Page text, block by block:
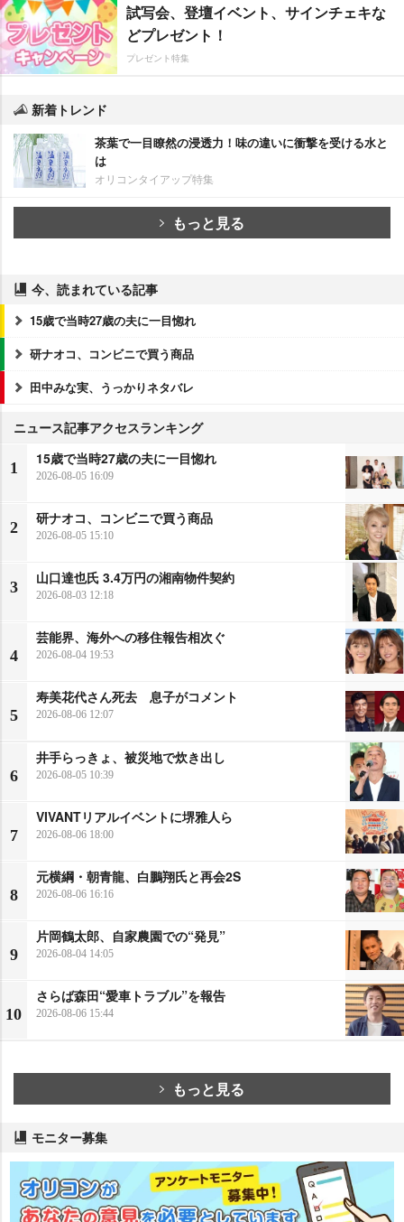
試写会、登壇イベント、サインチェキな
どプレゼント！
プレゼント特集
新着トレンド
茶葉で一目瞭然の浸透力！味の違いに衝撃を受ける水と
は
オリコンタイアップ特集
もっと見る
今、読まれている記事
15歳で当時27歳の夫に一目惚れ
研ナオコ、コンビニで買う商品
田中みな実、うっかりネタバレ
ニュース記事アクセスランキング
1
15歳で当時27歳の夫に一目惚れ
2026-08-05 16:09
2
研ナオコ、コンビニで買う商品
2026-08-05 15:10
3
山口達也氏 3.4万円の湘南物件契約
2026-08-03 12:18
4
芸能界、海外への移住報告相次ぐ
2026-08-04 19:53
5
寿美花代さん死去 息子がコメント
2026-08-06 12:07
6
井手らっきょ、被災地で炊き出し
2026-08-05 10:39
7
VIVANTリアルイベントに堺雅人ら
2026-08-06 18:00
8
元横綱・朝青龍、白鵬翔氏と再会2S
2026-08-06 16:16
9
片岡鶴太郎、自家農園での“発見”
2026-08-04 14:05
10
さらば森田“愛車トラブル”を報告
2026-08-06 15:44
もっと見る
モニター募集